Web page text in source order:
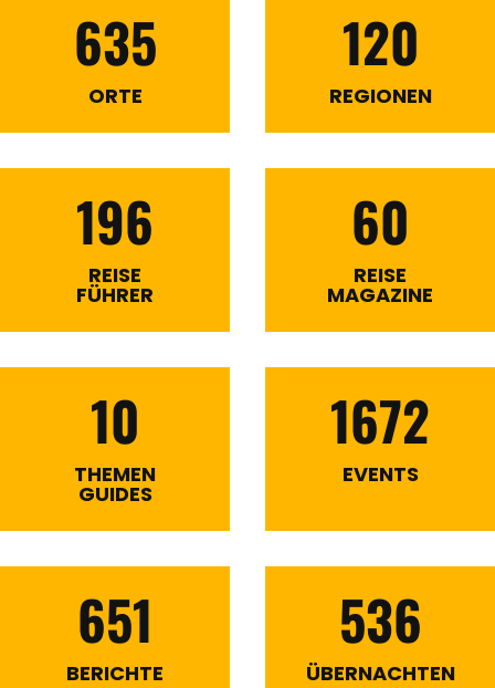
635
ORTE
120
REGIONEN
196
REISE
FÜHRER
60
REISE
MAGAZINE
10
THEMEN
GUIDES
1672
EVENTS
651
BERICHTE
536
ÜBERNACHTEN